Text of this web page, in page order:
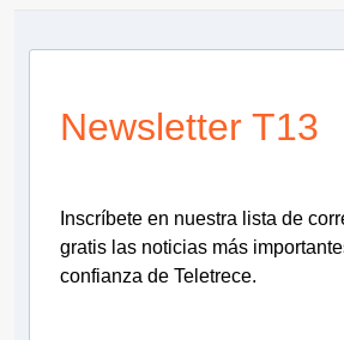
Newsletter T13
Inscríbete en nuestra lista de
gratis las noticias más
confianza de Teletrece.